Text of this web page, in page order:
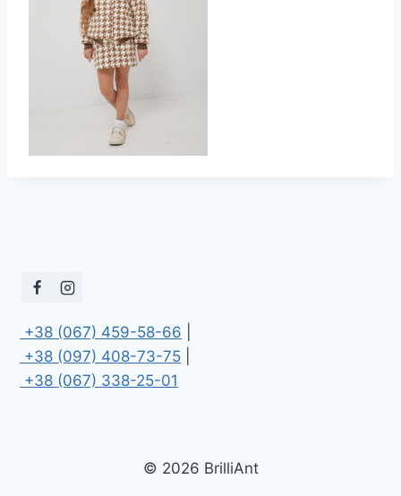
+38 (067) 459-58-66
+38 (097) 408-73-75
+38 (067) 338-25-01
© 2026 BrilliAnt